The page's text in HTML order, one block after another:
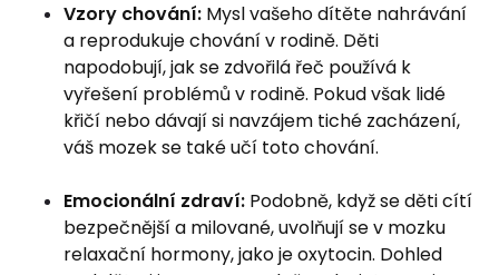
Vzory chování: Mysl vašeho dítěte nahrávání
a reprodukuje chování v rodině. Děti
napodobují, jak se zdvořilá řeč používá k
vyřešení problémů v rodině. Pokud však lidé
křičí nebo dávají si navzájem tiché zacházení,
váš mozek se také učí toto chování.
Emocionální zdraví: Podobně, když se děti cítí
bezpečnější a milované, uvolňují se v mozku
relaxační hormony, jako je oxytocin. Dohled